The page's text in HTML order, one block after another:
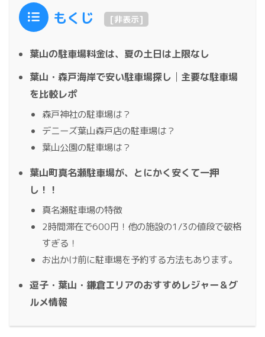
もくじ [非表示]
葉山の駐車場料金は、夏の土日は上限なし
葉山・森戸海岸で安い駐車場探し│主要な駐車場
を比較レポ
森戸神社の駐車場は？
デニーズ葉山森戸店の駐車場は？
葉山公園の駐車場は？
葉山町真名瀬駐車場が、とにかく安くて一押
し！！
真名瀬駐車場の特徴
2時間滞在で600円！他の施設の1/3の値段で破格
すぎる！
お出かけ前に駐車場を予約する方法もあります。
逗子・葉山・鎌倉エリアのおすすめレジャー＆グ
ルメ情報